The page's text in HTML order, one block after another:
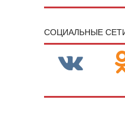
CОЦИАЛЬНЫЕ